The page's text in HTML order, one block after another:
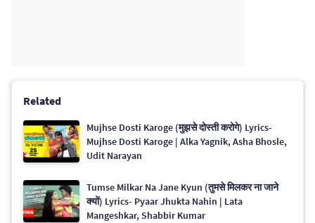
Related
Mujhse Dosti Karoge (मुझसे दोस्ती करोगे) Lyrics-
Mujhse Dosti Karoge | Alka Yagnik, Asha Bhosle,
Udit Narayan
Tumse Milkar Na Jane Kyun (तुमसे मिलकर ना जाने
क्यों) Lyrics- Pyaar Jhukta Nahin | Lata
Mangeshkar, Shabbir Kumar